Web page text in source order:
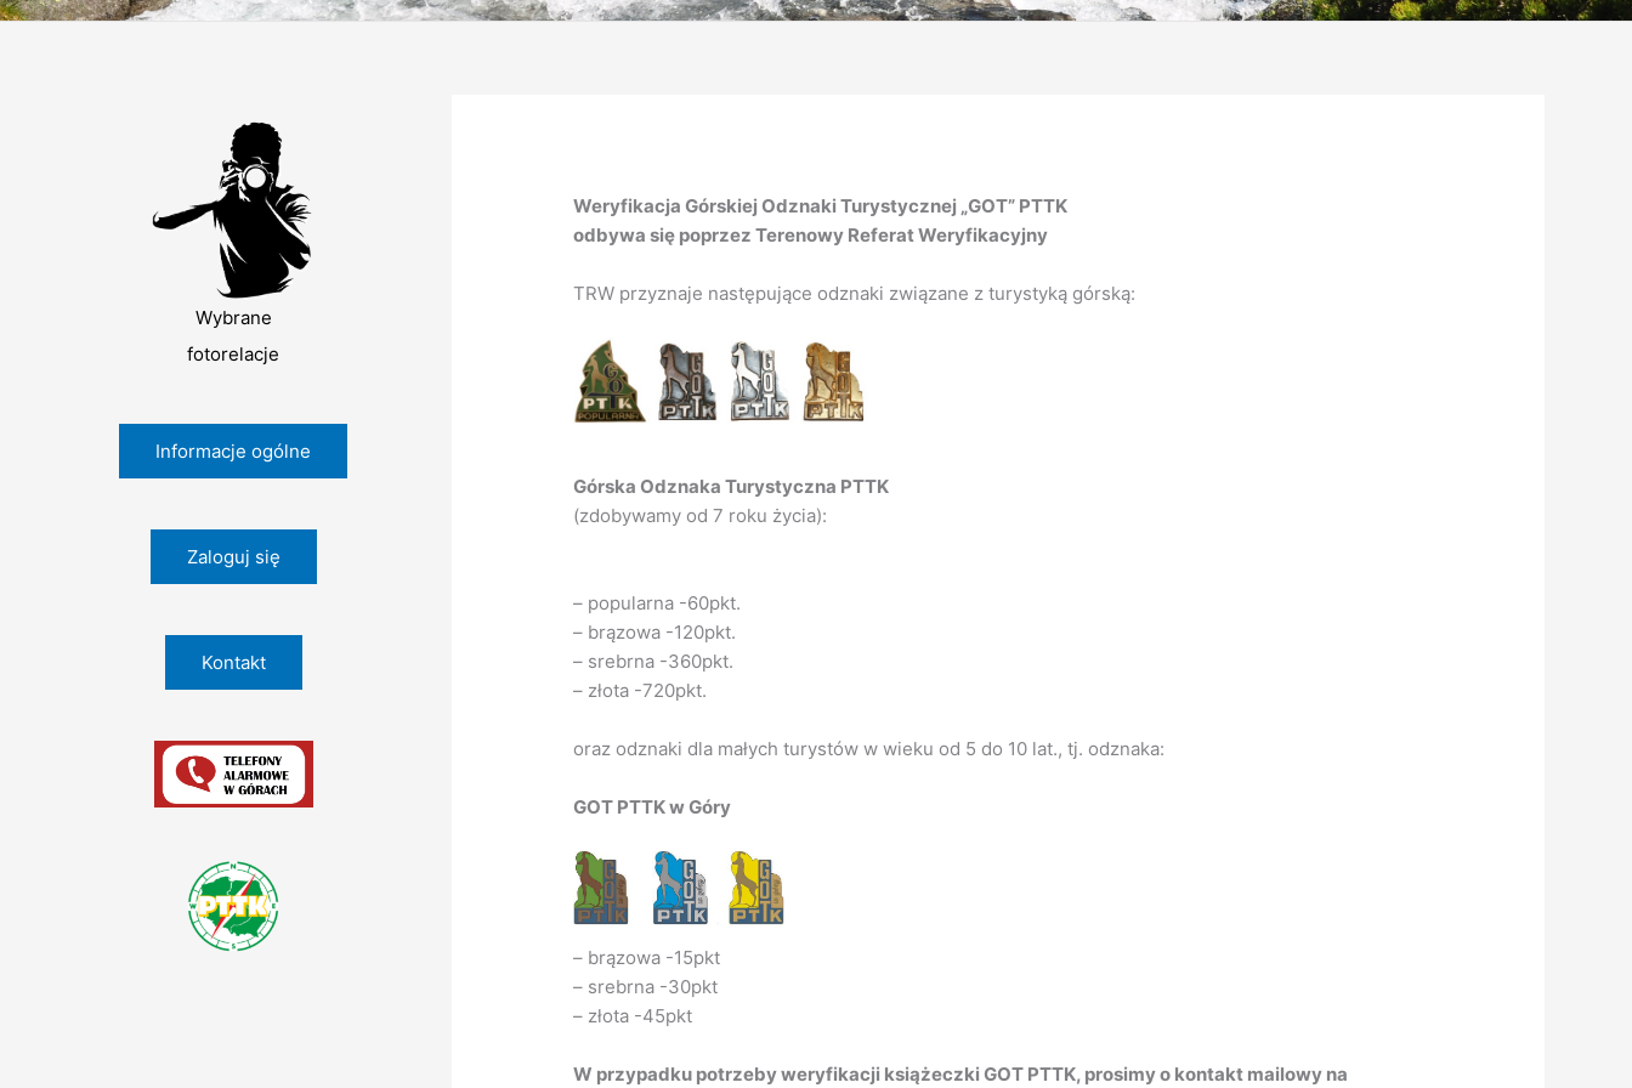
Wybrane
fotorelacje
Informacje ogólne
Zaloguj się
Kontakt
Weryfikacja Górskiej Odznaki Turystycznej „GOT” PTTK
odbywa się poprzez Terenowy Referat Weryfikacyjny
TRW przyznaje następujące odznaki związane z turystyką górską:
Górska Odznaka Turystyczna PTTK
(zdobywamy od 7 roku życia):
– popularna -60pkt.
– brązowa -120pkt.
– srebrna -360pkt.
– złota -720pkt.
oraz odznaki dla małych turystów w wieku od 5 do 10 lat., tj. odznaka:
GOT PTTK w Góry
– brązowa -15pkt
– srebrna -30pkt
– złota -45pkt
W przypadku potrzeby weryfikacji książeczki GOT PTTK, prosimy o kontakt mailowy na